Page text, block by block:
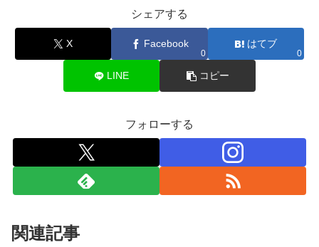
シェアする
X Facebook
0
はてブ
0
LINE コピー
フォローする
関連記事